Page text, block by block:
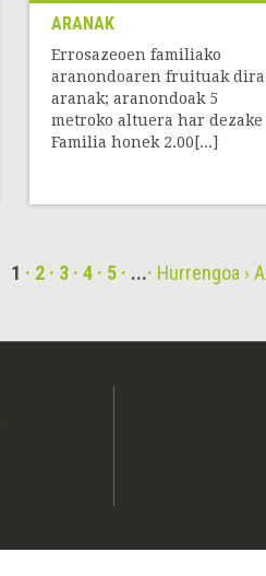
ARANAK
Errosazeoen familiako
aranondoaren fruituak dira
aranak; aranondoak 5
metroko altuera har dezake
Familia honek 2.00[...]
1 2 3 4 5 ... Hurrengoa ›